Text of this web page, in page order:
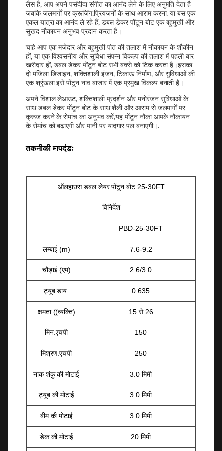
लैस है, आप अपने पसंदीदा संगीत का आनंद लेने के लिए अनुमति देता है
जबकि जलमार्गों पर क्रूजिंग.प्रियजनों के साथ आराम करना, या बस एक
एकल यात्रा का आनंद ले रहे हैं, डबल डेकर पोंटून बोट एक बहुमुखी और
सुखद नौकायन अनुभव प्रदान करता है।
चाहे आप एक मजेदार और बहुमुखी पोत की तलाश में नौकायन के शौकीन
हों, या एक विश्वसनीय और सुविधा संपन्न विकल्प की तलाश में पहली बार
खरीदार हों, डबल डेकर पोंटून बोट सभी बक्से को टिक करता है।इसका
दो मंजिला डिजाइन, शक्तिशाली इंजन, टिकाऊ निर्माण, और सुविधाओं की
एक श्रृंखला इसे पोंटून नाव बाजार में एक प्रमुख विकल्प बनाती है।
अपने विशाल लेआउट, शक्तिशाली प्रदर्शन और मनोरंजन सुविधाओं के
साथ डबल डेकर पोंटून बोट के साथ शैली और आराम से जलमार्गों पर
क्रूज करने के रोमांच का अनुभव करें,यह पोंटून नौका आपके नौकायन
के रोमांच को बढ़ाएगी और पानी पर यादगार पल बनाएगी।.
तकनीकी मापदंडः
ऑलहाउस डबल लेयर पोंटून बोट 25-30FT
विनिर्देश
PBD-25-30FT
लम्बाई (m) 7.6-9.2
चौड़ाई (एम) 2.6/3.0
ट्यूब डाय. 0.635
क्षमता ((व्यक्ति) 15 से 26
मिन.एचपी 150
मिश्रण.एचपी 250
नाक शंकु की मोटाई 3.0 मिमी
ट्यूब की मोटाई 3.0 मिमी
बीम की मोटाई 3.0 मिमी
डेक की मोटाई 20 मिमी